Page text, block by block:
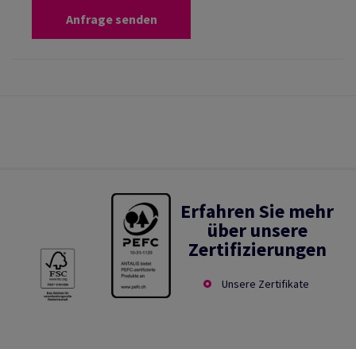
Anfrage senden
Erfahren Sie mehr
über unsere
Zertifizierungen
Unsere Zertifikate